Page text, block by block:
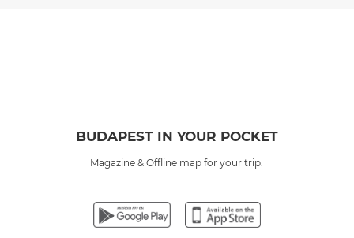
BUDAPEST IN YOUR POCKET
Magazine & Offline map for your trip.